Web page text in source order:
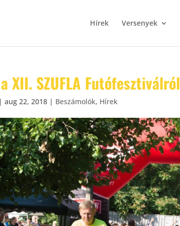
Hírek Versenyek
XII. SZUFLA Futófesztiválról
|aug 22, 2018 | Beszámolók, Hírek